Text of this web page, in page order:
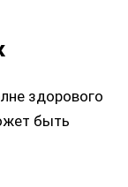
здорового
быть